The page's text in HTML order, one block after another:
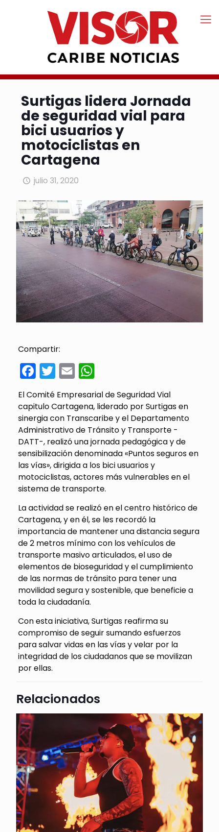
Surtigas lidera Jornada
de seguridad vial para
bici usuarios y
motociclistas en
Cartagena
julio 31, 2020
Compartir:
Facebook
Twitter
EmailWhatsApp
El Comité Empresarial de Seguridad Vial
capitulo Cartagena, liderado por Surtigas en
sinergia con Transcaribe y el Departamento
Administrativo de Tránsito y Transporte -
DATT-, realizó una jornada pedagógica y de
sensibilización denominada «Puntos seguros en
las vías», dirigida a los bici usuarios y
motociclistas, actores más vulnerables en el
sistema de transporte.
La actividad se realizó en el centro histórico de
Cartagena, y en él, se les recordó la
importancia de mantener una distancia segura
de 2 metros mínimo con los vehículos de
transporte masivo articulados, el uso de
elementos de bioseguridad y el cumplimiento
de las normas de tránsito para tener una
movilidad segura y sostenible, que beneficie a
toda la ciudadanía.
Con esta iniciativa, Surtigas reafirma su
compromiso de seguir sumando esfuerzos
para salvar vidas en las vías y velar por la
integridad de los ciudadanos que se movilizan
por ellas.
Relacionados